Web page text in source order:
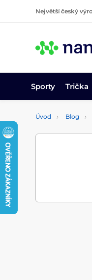
Největší český
Sporty Trička
Úvod Blog